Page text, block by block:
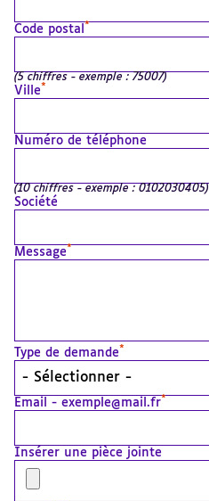
Code postal *
(5 chiffres - exemple : 75007)
Ville *
Numéro de téléphone
(10 chiffres - exemple : 0102030405)
Société
Message *
Type de demande *
Email - exemple@mail.fr*
Insérer une pièce jointe